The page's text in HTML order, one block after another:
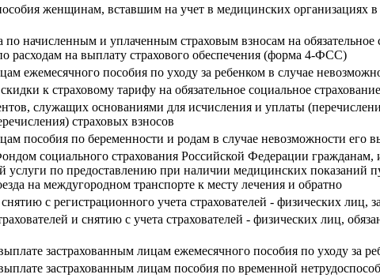
женщинам, вставшим на учет в медицинских организациях
по начисленным и уплаченным страховым взносам на
расходам на выплату страхового обеспечения (форма 4-ФСС)
ежемесячного пособия по уходу за ребенком в случае
к страховому тарифу на обязательное социальное
служащих основаниями для исчисления и уплаты
страховых взносов
пособия по беременности и родам в случае невозможности его
социального страхования Российской Федерации
услуги по предоставлению при наличии медицинских показаний
на междугородном транспорте к месту лечения и обратно
с регистрационного учета страхователей - физических
и снятию с учета страхователей - физических лиц,
застрахованным лицам ежемесячного пособия по уходу за
застрахованным лицам пособия по временной